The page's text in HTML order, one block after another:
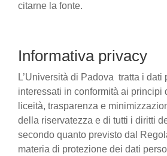
citarne la fonte.
Informativa privacy
L’Università di Padova tratta i dati
interessati in conformità ai principi
liceità, trasparenza e
della riservatezza e di tutti i diritti
secondo quanto previsto dal
materia di protezione dei dati